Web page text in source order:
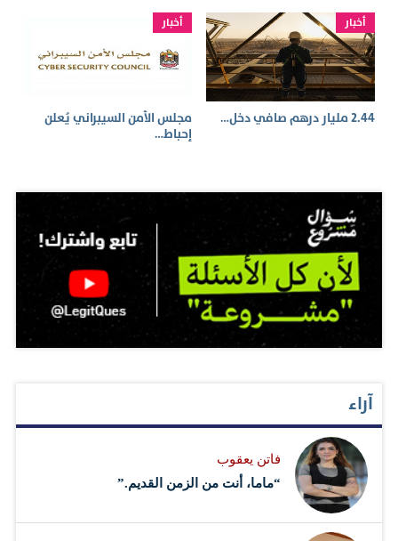
أخبار
2.44 مليار درهم صافي دخل…
أخبار
مجلس الأمن السيبراني يُعلن
إحباط…
آراء
فاتن يعقوب
“ماما، أنت من الزمن القديم.”